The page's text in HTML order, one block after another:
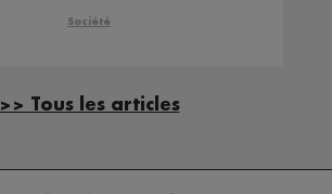
est en forte
Société
>> Tous les articles